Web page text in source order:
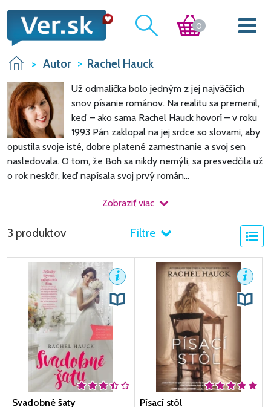
0
Autor Rachel Hauck
Už odmalička bolo jedným z jej najväčších
snov písanie románov. Na realitu sa premenil,
keď – ako sama Rachel Hauck hovorí – v roku
1993 Pán zaklopal na jej srdce so slovami, aby
opustila svoje isté, dobre platené zamestnanie a svoj sen
nasledovala. O tom, že Boh sa nikdy nemýli, sa presvedčila už
o rok neskôr, keď napísala svoj prvý román...
Zobraziť viac
3 produktov Filtre
Svadobné šaty Písací stôl